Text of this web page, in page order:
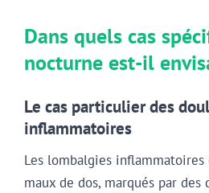
Dans quels cas
nocturne est-il
Le cas particulier des
inflammatoires
Les lombalgies inflammatoires
maux de dos, marqués par